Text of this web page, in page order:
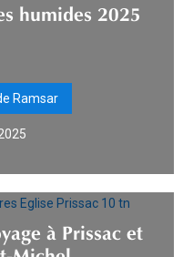
humides 2025
Ramsar
à Prissac et
Michel